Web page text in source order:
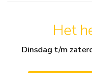
Het
Dinsdag t/m